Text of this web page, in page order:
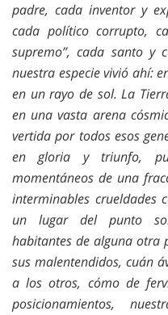
padre, cada inventor y
cada político corrupto,
supremo”, cada santo y
nuestra especie vivió ahí:
en un rayo de sol. La
en una vasta arena
vertida por todos esos
en gloria y triunfo,
momentáneos de una
interminables crueldades
un lugar del punto
habitantes de alguna otra
sus malentendidos, cuán
a los otros, cómo de
posicionamientos,